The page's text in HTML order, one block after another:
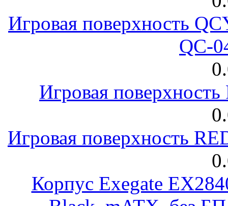
Игровая поверхность
QC-
Игровая
Игровая поверхность
Корпус Exegate